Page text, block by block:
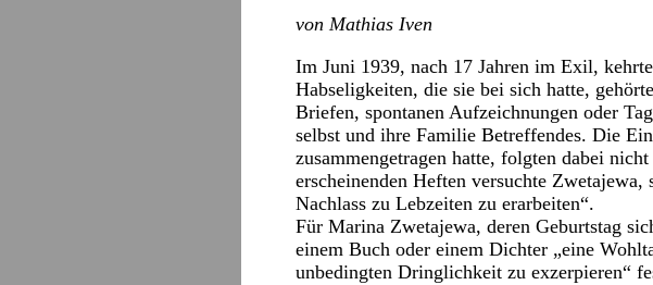
von Mathias Iven
Im Juni 1939, nach 17 Jahren im Exil,
Habseligkeiten, die sie bei sich hatte,
Briefen, spontanen Aufzeichnungen oder
selbst und ihre Familie Betreffendes. Die
zusammengetragen hatte, folgten dabei
erscheinenden Heften versuchte
Nachlass zu Lebzeiten zu erarbeiten“.
Für Marina Zwetajewa, deren Geburtstag
einem Buch oder einem Dichter „eine
unbedingten Dringlichkeit zu exzerpieren“